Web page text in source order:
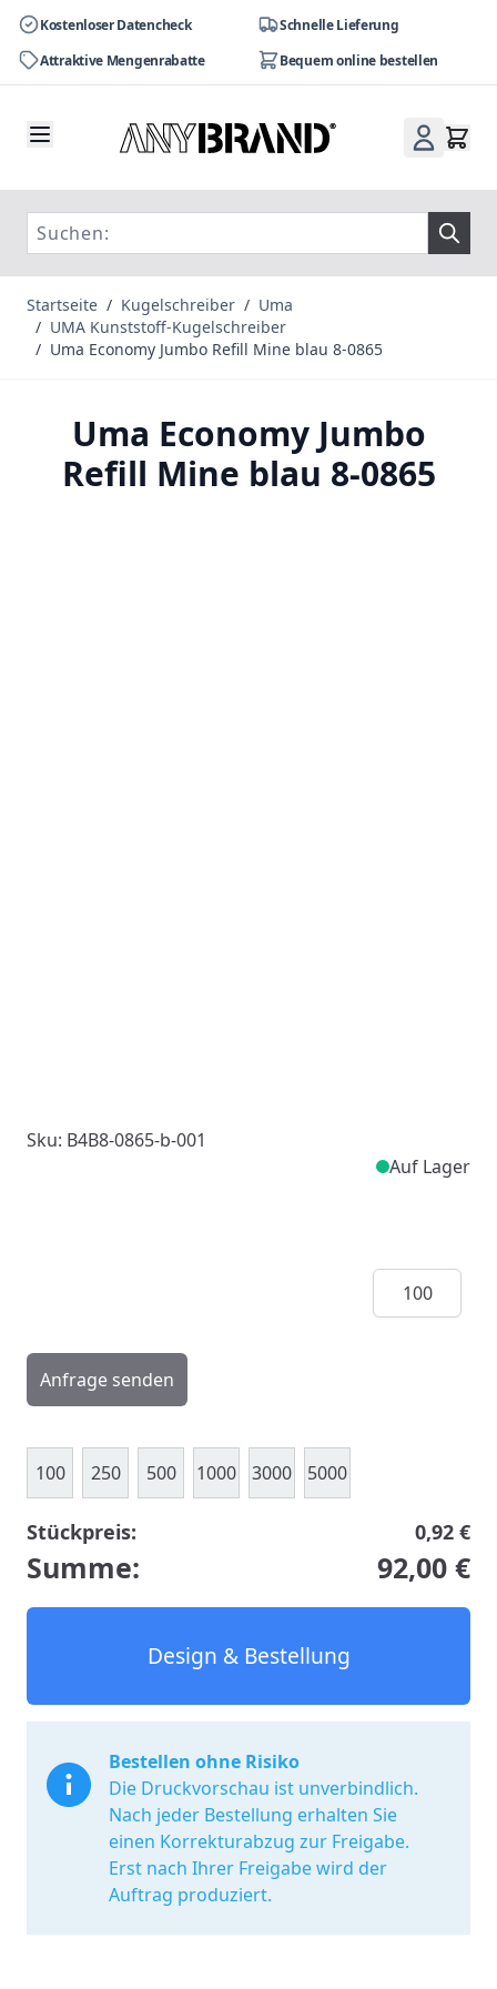
Kostenloser Datencheck
Schnelle Lieferung
Attraktive Mengenrabatte
Bequem online bestellen
Startseite / Kugelschreiber / Uma
/ UMA Kunststoff-Kugelschreiber
/ Uma Economy Jumbo Refill Mine blau 8-0865
Uma Economy Jumbo
Refill Mine blau 8-0865
Sku: B4B8-0865-b-001
Auf Lager
Menge
Anfrage senden
100 250 500 1000 3000 5000
Stückpreis: 0,92 €
Summe: 92,00 €
Design & Bestellung
Bestellen ohne Risiko
Die Druckvorschau ist unverbindlich.
Nach jeder Bestellung erhalten Sie
einen Korrekturabzug zur Freigabe.
Erst nach Ihrer Freigabe wird der
Auftrag produziert.